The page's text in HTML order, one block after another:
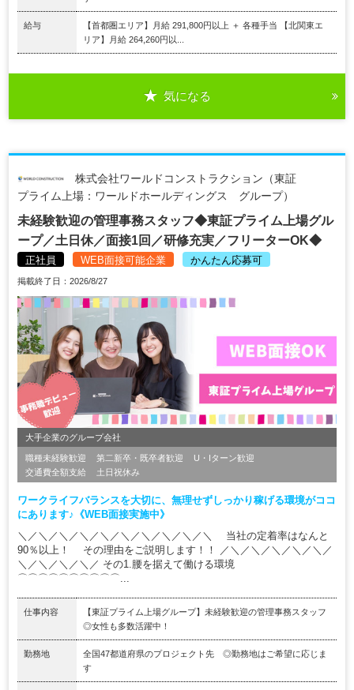
給与
【首都圏エリア】月給 291,800円以上 ＋ 各種手当 【北関東エ
リア】月給 264,260円以...
気になる
株式会社ワールドコンストラクション（東証
プライム上場：ワールドホールディングス グループ）
未経験歓迎の管理事務スタッフ◆東証プライム上場グル
ープ／土日休／面接1回／研修充実／フリーターOK◆
正社員 WEB面接可能企業 かんたん応募可
掲載終了日：2026/8/27
大手企業のグループ会社
職種未経験歓迎 第二新卒・既卒者歓迎
U・Iターン歓迎
交通費全額支給
土日祝休み
ワークライフバランスを大切に、無理せずしっかり稼げる環境がココ
にあります♪《WEB面接実施中》
＼／＼／＼／＼／＼／＼／＼／＼／＼／＼ 当社の定着率はなんと
90％以上！ その理由をご説明します！！ ／＼／＼／＼／＼／＼／
＼／＼／＼／＼／ その1.腰を据えて働ける環境
⌒⌒⌒⌒⌒⌒⌒⌒⌒⌒...
仕事内容
【東証プライム上場グループ】未経験歓迎の管理事務スタッフ
◎女性も多数活躍中！
勤務地
全国47都道府県のプロジェクト先 ◎勤務地はご希望に応じま
す